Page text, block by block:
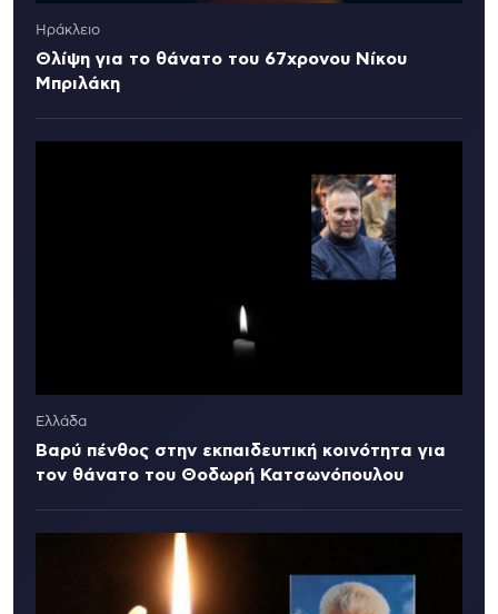
Ηράκλειο
Θλίψη για το θάνατο του 67χρονου Νίκου
Μπριλάκη
Ελλάδα
Βαρύ πένθος στην εκπαιδευτική κοινότητα για
τον θάνατο του Θοδωρή Κατσωνόπουλου